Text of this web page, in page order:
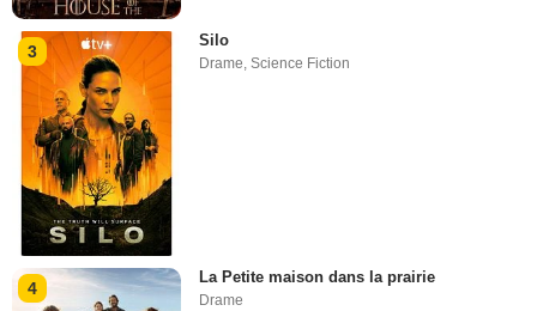
3
Silo
Drame,Science Fiction
4
La Petite maison dans la prairie
Drame